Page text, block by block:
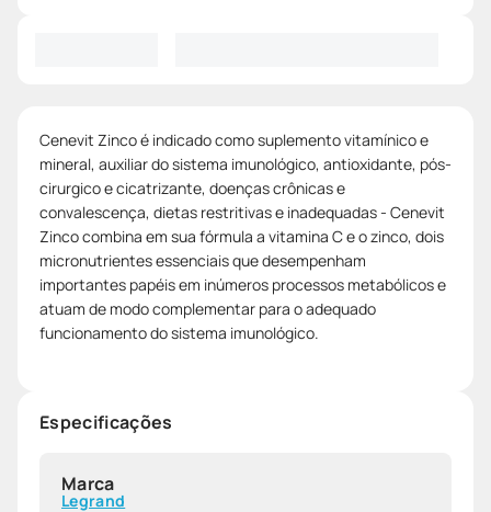
Cenevit Zinco é indicado como suplemento vitamínico e
mineral, auxiliar do sistema imunológico, antioxidante, pós-
cirurgico e cicatrizante, doenças crônicas e
convalescença, dietas restritivas e inadequadas - Cenevit
Zinco combina em sua fórmula a vitamina C e o zinco, dois
micronutrientes essenciais que desempenham
importantes papéis em inúmeros processos metabólicos e
atuam de modo complementar para o adequado
funcionamento do sistema imunológico.
Especificações
Marca
Legrand